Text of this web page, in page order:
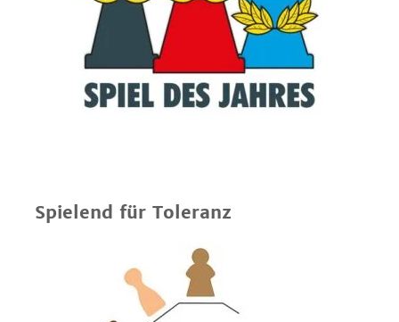
Spielend für Toleranz